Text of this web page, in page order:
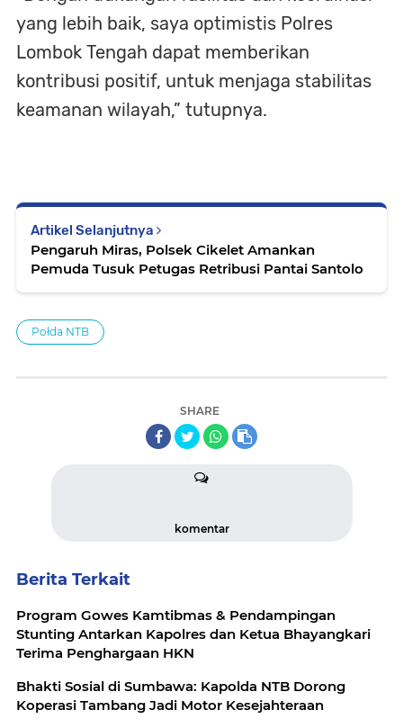
yang lebih baik, saya optimistis Polres
Lombok Tengah dapat memberikan
kontribusi positif, untuk menjaga stabilitas
keamanan wilayah,” tutupnya.
Artikel Selanjutnya
Pengaruh Miras, Polsek Cikelet Amankan
Pemuda Tusuk Petugas Retribusi Pantai Santolo
Połda NTB
SHARE
komentar
Berita Terkait
Program Gowes Kamtibmas & Pendampingan
Stunting Antarkan Kapolres dan Ketua Bhayangkari
Terima Penghargaan HKN
Bhakti Sosial di Sumbawa: Kapolda NTB Dorong
Koperasi Tambang Jadi Motor Kesejahteraan